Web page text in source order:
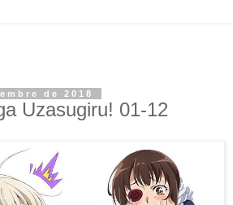
de 2018
Uzasugiru! 01-12